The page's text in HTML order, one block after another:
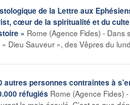
de la Lettre aux
cœur de la spiritualité et du
» Rome (Agence Fides) - Dans
Dieu Sauveur », des Vêpres du
autres personnes contraintes à
réfugiés Rome (Agence Fides)